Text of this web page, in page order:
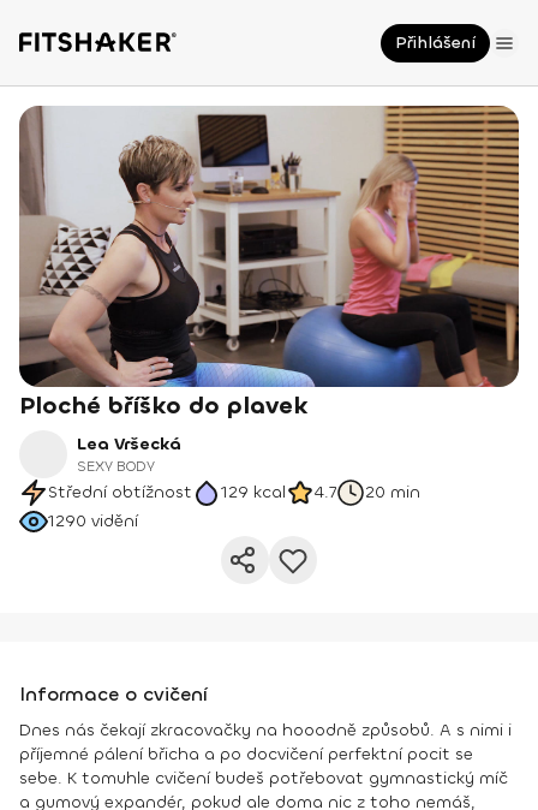
Přihlášení
Ploché bříško do plavek
Lea Vršecká
SEXY BODY
Střední obtížnost 129 kcal 4.7
20 min
1290 vidění
Informace o cvičení
Dnes nás čekají zkracovačky na hooodně způsobů. A s nimi i
příjemné pálení břicha a po docvičení perfektní pocit se
sebe. K tomuhle cvičení budeš potřebovat gymnastický míč
a gumový expandér, pokud ale doma nic z toho nemáš,